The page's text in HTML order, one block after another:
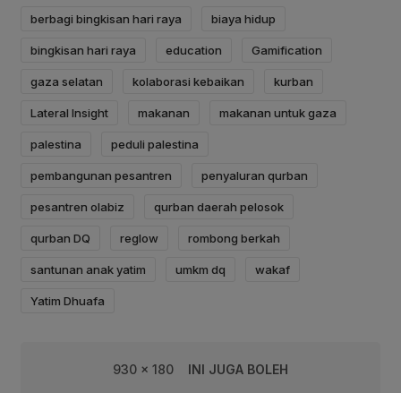
berbagi bingkisan hari raya biaya hidup
bingkisan hari raya education Gamification
gaza selatan kolaborasi kebaikan kurban
Lateral Insight makanan makanan untuk gaza
palestina peduli palestina
pembangunan pesantren penyaluran qurban
pesantren olabiz qurban daerah pelosok
qurban DQ reglow rombong berkah
santunan anak yatim umkm dq wakaf
Yatim Dhuafa
930 x 180 INI JUGA BOLEH